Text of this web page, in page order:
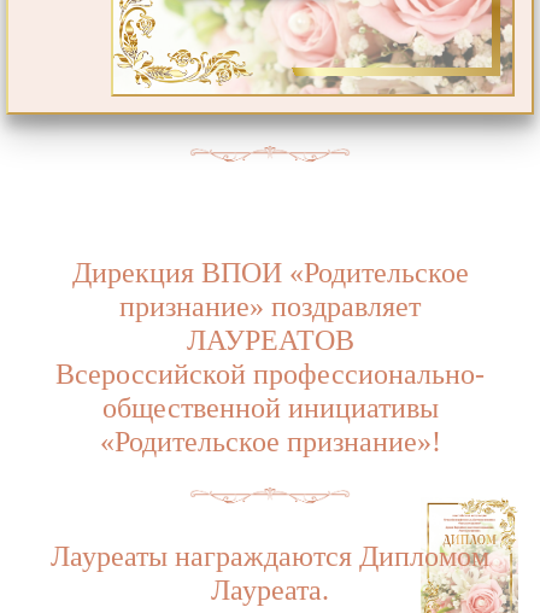
Дирекция ВПОИ «Родительское
признание» поздравляет
ЛАУРЕАТОВ
Всероссийской профессионально-
общественной инициативы
«Родительское признание»!
Лауреаты награждаются Дипломом
Лауреата.